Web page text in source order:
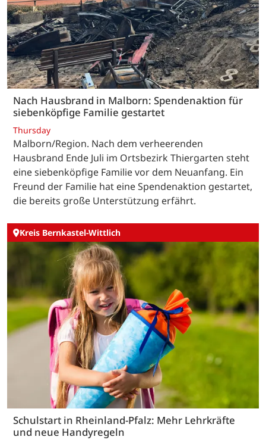
Nach Hausbrand in Malborn: Spendenaktion für
siebenköpfige Familie gestartet
Thursday
Malborn/Region. Nach dem verheerenden
Hausbrand Ende Juli im Ortsbezirk Thiergarten steht
eine siebenköpfige Familie vor dem Neuanfang. Ein
Freund der Familie hat eine Spendenaktion gestartet,
die bereits große Unterstützung erfährt.
Kreis Bernkastel-Wittlich
Schulstart in Rheinland-Pfalz: Mehr Lehrkräfte
und neue Handyregeln